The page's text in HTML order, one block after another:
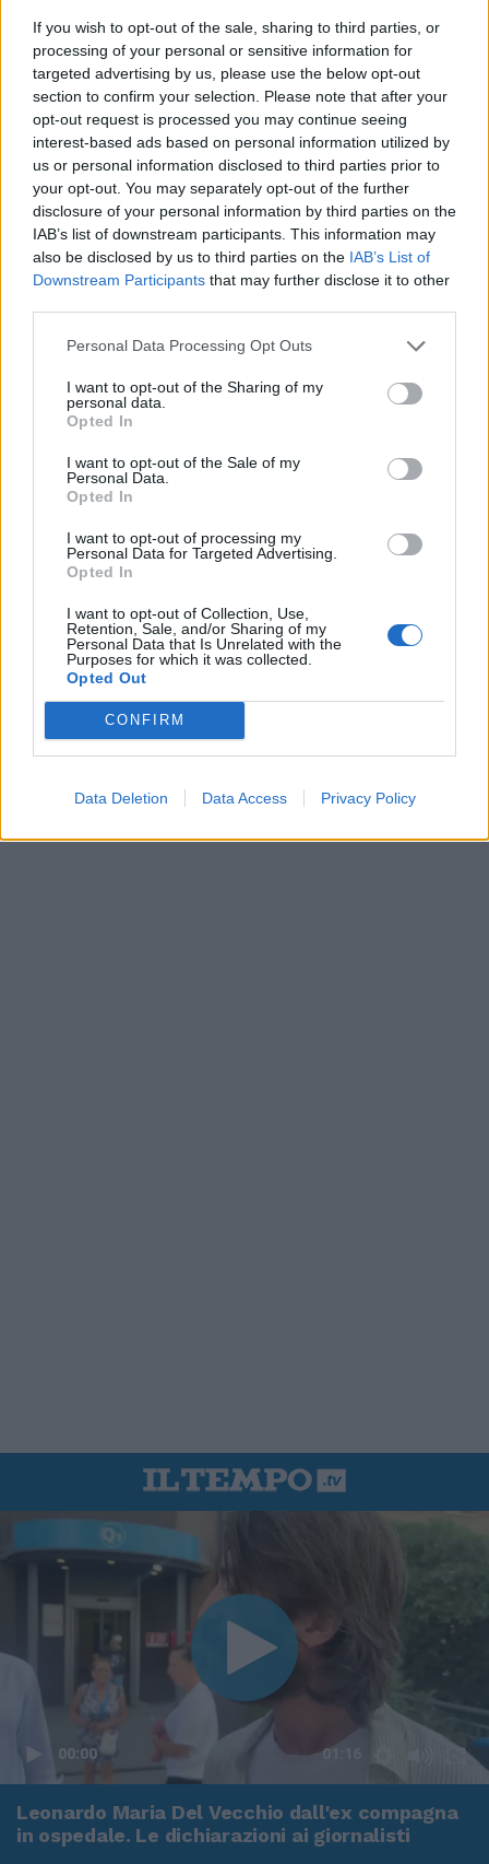
If you wish to opt-out of the sale, sharing to third parties, or
processing of your personal or sensitive information for
targeted advertising by us, please use the below opt-out
section to confirm your selection. Please note that after your
opt-out request is processed you may continue seeing
interest-based ads based on personal information utilized by
us or personal information disclosed to third parties prior to
your opt-out. You may separately opt-out of the further
disclosure of your personal information by third parties on the
IAB’s list of downstream participants. This information may
also be disclosed by us to third parties on the IAB’s List of
Downstream Participants that may further disclose it to other
Personal Data Processing Opt Outs
I want to opt-out of the Sharing of my
personal data.
Opted In
I want to opt-out of the Sale of my
Personal Data.
Opted In
I want to opt-out of processing my
Personal Data for Targeted Advertising.
Opted In
I want to opt-out of Collection, Use,
Retention, Sale, and/or Sharing of my
Personal Data that Is Unrelated with the
Purposes for which it was collected.
Opted Out
CONFIRM
Data Deletion Data Access Privacy Policy
In evidenza
00:00 01:16
Leonardo Maria Del Vecchio dall'ex compagna
in ospedale. Le dichiarazioni ai giornalisti